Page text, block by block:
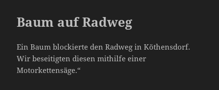
Baum auf Radweg
Ein Baum blockierte den Radweg in Köthensdorf.
Wir beseitigten diesen mithilfe einer
Motorkettensäge.“